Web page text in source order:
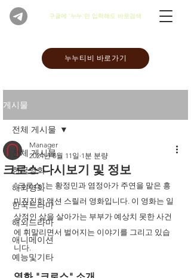
​구글에 '누누'만 입력해도 바로검색
누누티비 바로가기
게시물
전체 게시물
한국영화
해외영화
한국드라마
해외드라마
애니메이션
예능및기타
전체 게시물
크로스 다시보기 및 정보
Manager
2024년 8월 11일 1분 분량
"크로스"는 황정민과 염정아가 주연을 맡은 흥
미진진한 액션 스릴러 영화입니다. 이 영화는 일
상적인 삶을 살아가는 부부가 예상치 못한 사건
에 휘말리면서 벌어지는 이야기를 그리고 있습
니다.